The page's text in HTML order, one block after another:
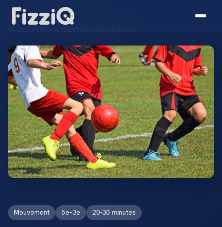
Mouvement 5e–3e 20-30 minutes